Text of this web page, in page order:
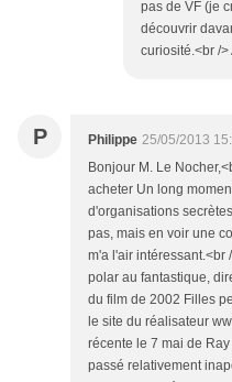
pas de VF (je
découvrir
curiosité.<br />
P Philippe 25/05/2013
Bonjour M. Le
acheter Un long
d'organisations
pas, mais en voir une
m'a l'air intéressant.<br
polar au fantastique,
du film de 2002 Filles
le site du réalisateur
récente le 7 mai de
passé relativement